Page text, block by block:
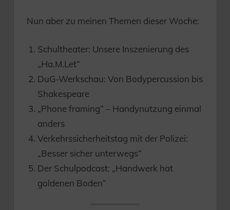
Nun aber zu meinen Themen dieser Woche:
Schultheater: Unsere Inszenierung des
„Ha.M.Let“
DuG-Werkschau: Von Bodypercussion bis
Shakespeare
„Phone framing“ – Handynutzung einmal
anders
Verkehrssicherheitstag mit der Polizei:
„Besser sicher unterwegs“
Der Schulpodcast: „Handwerk hat
goldenen Boden“